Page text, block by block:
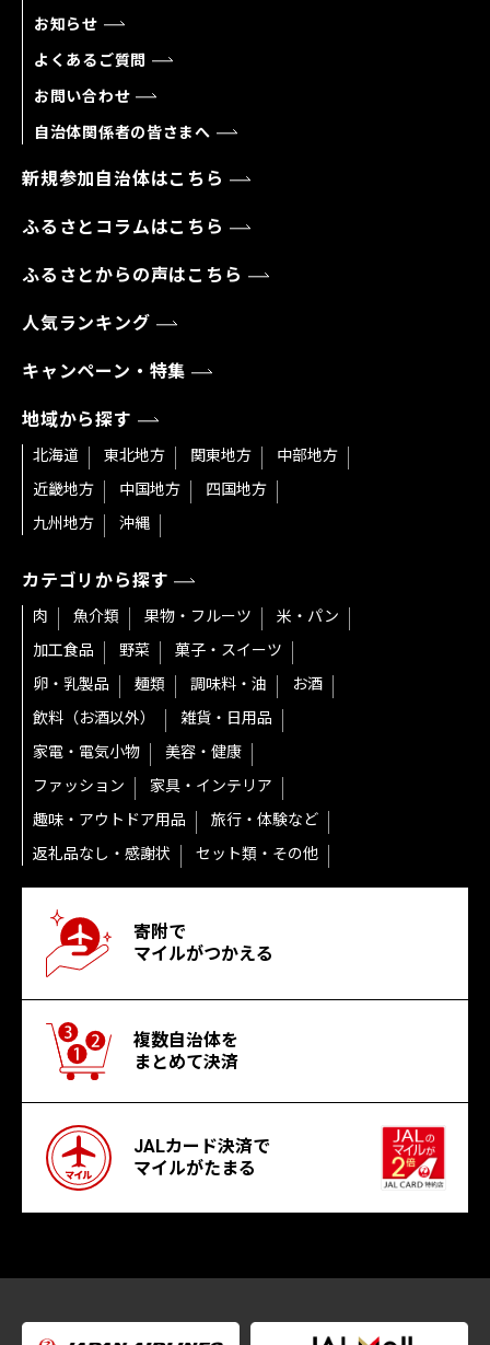
お知らせ
よくあるご質問
お問い合わせ
自治体関係者の皆さまへ
新規参加自治体はこちら
ふるさとコラムはこちら
ふるさとからの声はこちら
人気ランキング
キャンペーン・特集
地域から探す
北海道 東北地方 関東地方
中部地方
近畿地方
中国地方
四国地方
九州地方
沖縄
カテゴリから探す
肉 魚介類 果物・フルーツ
米・パン
加工食品
野菜
菓子・スイーツ
卵・乳製品
麺類 調味料・油
お酒
飲料（お酒以外）
雑貨・日用品
家電・電気小物
美容・健康
ファッション
家具・インテリア
趣味・アウトドア用品
旅行・体験など
返礼品なし・感謝状
セット類・その他
寄附で
マイルがつかえる
複数自治体を
まとめて決済
JALカード決済で
マイルがたまる